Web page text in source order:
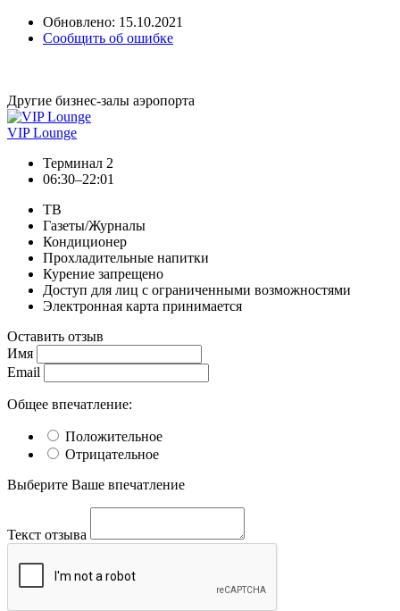
Обновлено: 15.10.2021
Сообщить об ошибке
Другие бизнес-залы аэропорта
VIP Lounge
Терминал 2
06:30–22:01
ТВ
Газеты/Журналы
Кондиционер
Прохладительные напитки
Курение запрещено
Доступ для лиц с ограниченными возможностями
Электронная карта принимается
Оставить отзыв
Имя
Email
Общее впечатление:
Положительное
Отрицательное
Выберите Ваше впечатление
Текст отзыва